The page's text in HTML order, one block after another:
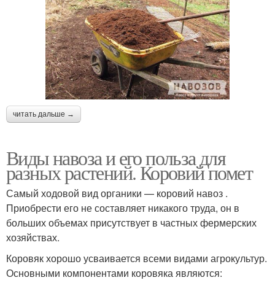
читать дальше →
Виды навоза и его польза для
разных растений. Коровий помет
Самый ходовой вид органики — коровий навоз .
Приобрести его не составляет никакого труда, он в
больших объемах присутствует в частных фермерских
хозяйствах.
Коровяк хорошо усваивается всеми видами агрокультур.
Основными компонентами коровяка являются: